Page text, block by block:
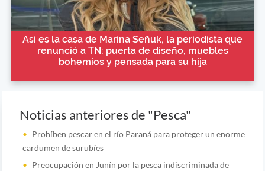
Así es la casa de Marina Señuk, la periodista que
renunció a TN: puerta de diseño, muebles
bohemios y pensada para su hija
Noticias anteriores de "Pesca"
Prohíben pescar en el río Paraná para proteger un enorme
cardumen de surubíes
Preocupación en Junín por la pesca indiscriminada de